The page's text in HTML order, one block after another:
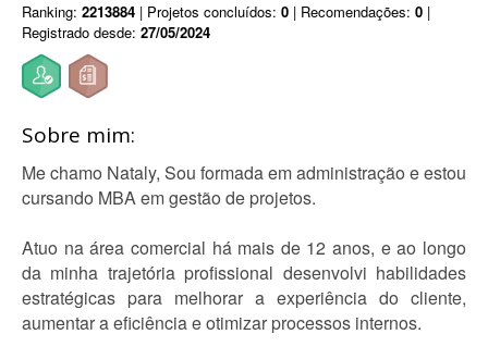
Ranking: 2213884 | Projetos concluídos: 0 | Recomendações: 0 |
Registrado desde: 27/05/2024
Sobre mim:
Me chamo Nataly, Sou formada em administração e estou
cursando MBA em gestão de projetos.
Atuo na área comercial há mais de 12 anos, e ao longo
da minha trajetória profissional desenvolvi habilidades
estratégicas para melhorar a experiência do cliente,
aumentar a eficiência e otimizar processos internos.